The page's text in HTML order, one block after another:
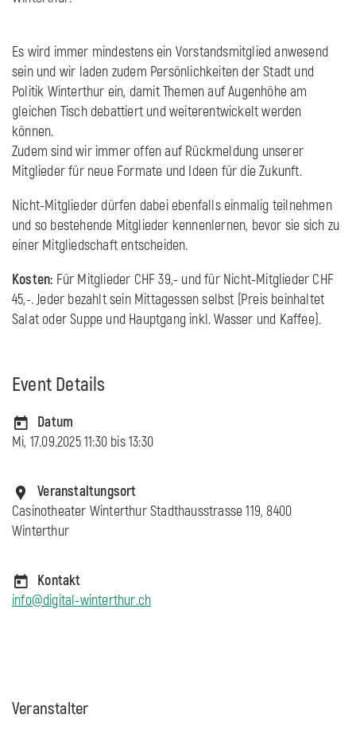
Es wird immer mindestens ein Vorstandsmitglied anwesend
sein und wir laden zudem Persönlichkeiten der Stadt und
Politik Winterthur ein, damit Themen auf Augenhöhe am
gleichen Tisch debattiert und weiterentwickelt werden
können.
Zudem sind wir immer offen auf Rückmeldung unserer
Mitglieder für neue Formate und Ideen für die Zukunft.
Nicht-Mitglieder dürfen dabei ebenfalls einmalig teilnehmen
und so bestehende Mitglieder kennenlernen, bevor sie sich zu
einer Mitgliedschaft entscheiden.
Kosten: Für Mitglieder CHF 39,- und für Nicht-Mitglieder CHF
45,-. Jeder bezahlt sein Mittagessen selbst (Preis beinhaltet
Salat oder Suppe und Hauptgang inkl. Wasser und Kaffee).
Event Details
Datum
Mi, 17.09.2025 11:30 bis13:30
Veranstaltungsort
Casinotheater Winterthur Stadthausstrasse 119, 8400
Winterthur
Kontakt
info@digital-winterthur.ch
Veranstalter